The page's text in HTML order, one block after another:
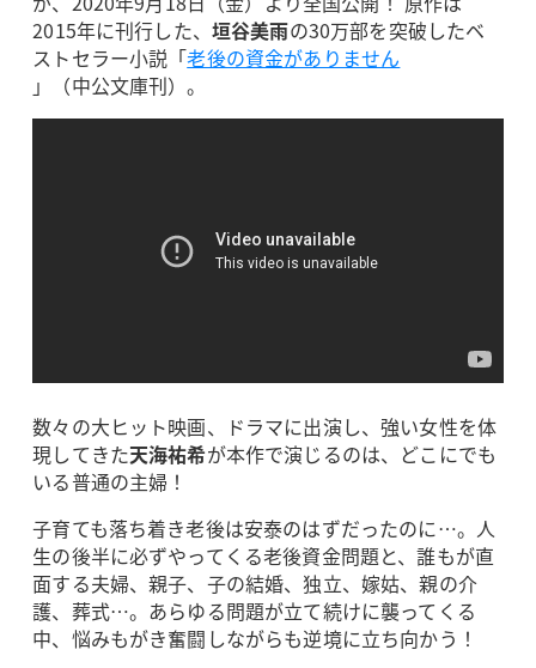
2015年に刊行した、 垣谷美雨の30万部を突破したベ
ストセラー小説「老後の資金がありません
」（中公文庫刊）。
数々の大ヒット映画、ドラマに出演し、強い女性を体
現してきた天海祐希が本作で演じるのは、どこにでも
いる普通の主婦！
子育ても落ち着き老後は安泰のはずだったのに…。人
生の後半に必ずやってくる老後資金問題と、誰もが直
面する夫婦、親子、子の結婚、独立、嫁姑、親の介
護、葬式…。あらゆる問題が立て続けに襲ってくる
中、悩みもがき奮闘しながらも逆境に立ち向かう！